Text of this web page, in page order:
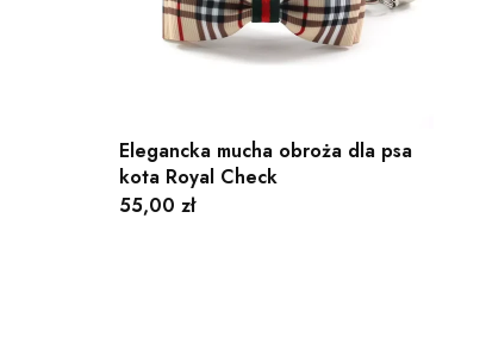
Elegancka mucha obroża dla psa
kota Royal Check
Cena
55,00 zł